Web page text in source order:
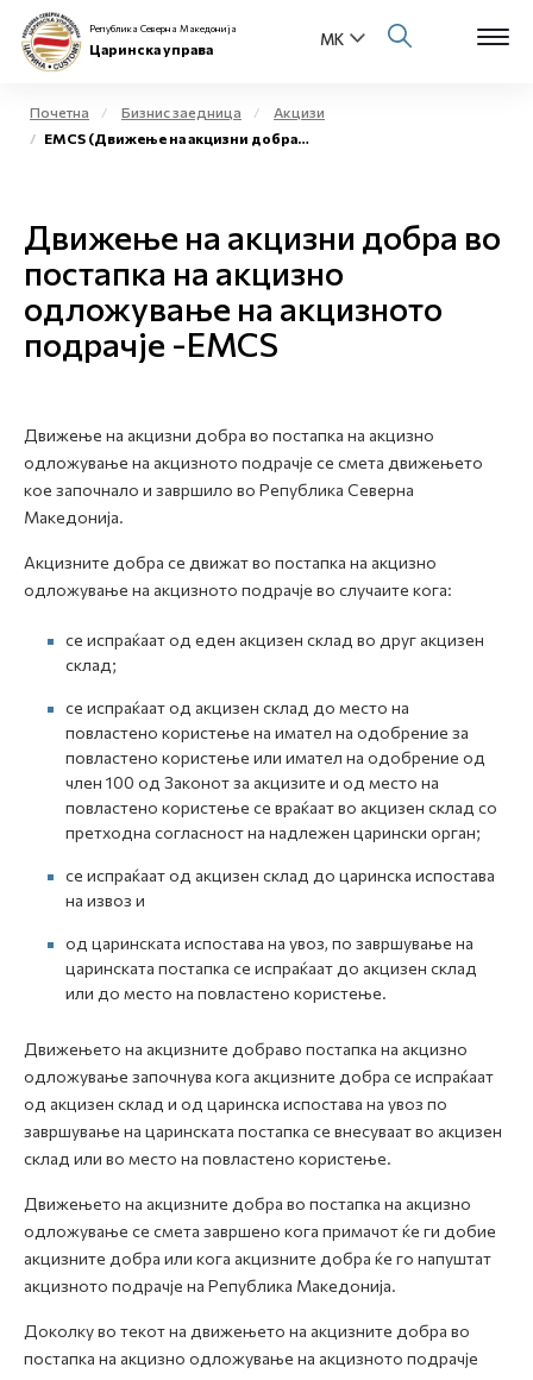
Физички лица
Бизнис заедница
Е-Царина
Контакт
Е-Весник
Република Северна Македонија
Царинска управа
Почетна Бизнис заедница
Акцизи
EMCS (Движење на акцизни добра во постапка на акцизно одложување на акцизното подрачје)
Движење на акцизни добра во
постапка на акцизно
одложување на акцизното
подрачје -EMCS
Движење на акцизни добра во постапка на акцизно
одложување на акцизното подрачје се смета движењето
кое започнало и завршило во Република Северна
Македонија.
Акцизните добра се движат во постапка на акцизно
одложување на акцизното подрачје во случаите кога:
се испраќаат од еден акцизен склад во друг акцизен
склад;
се испраќаат од акцизен склад до место на
повластено користење на имател на одобрение за
повластено користење или имател на одобрение од
член 100 од Законот за акцизите и од место на
повластено користење се враќаат во акцизен склад со
претходна согласност на надлежен царински орган;
се испраќаат од акцизен склад до царинска испостава
на извоз и
од царинската испостава на увоз, по завршување на
царинската постапка се испраќаат до акцизен склад
или до место на повластено користење.
Движењето на акцизните добраво постапка на акцизно
одложување започнува кога акцизните добра се испраќаат
од акцизен склад и од царинска испостава на увоз по
завршување на царинската постапка се внесуваат во акцизен
склад или во место на повластено користење.
Движењето на акцизните добра во постапка на акцизно
одложување се смета завршено кога примачот ќе ги добие
акцизните добра или кога акцизните добра ќе го напуштат
акцизното подрачје на Република Македонија.
Доколку во текот на движењето на акцизните добра во
постапка на акцизно одложување на акцизното подрачје